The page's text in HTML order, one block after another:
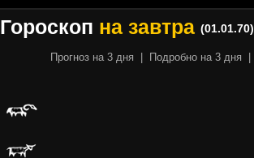
Гороскоп на завтра (01.01.70)
Прогноз на 3 дня Подробно на 3 дня